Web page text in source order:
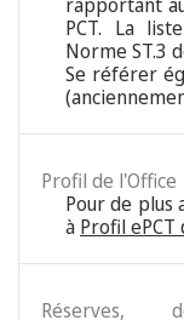
PCT. La
Norme ST.3
Se référer
Profil de l'Office
Pour de plus
à Profil ePCT
Réserves,